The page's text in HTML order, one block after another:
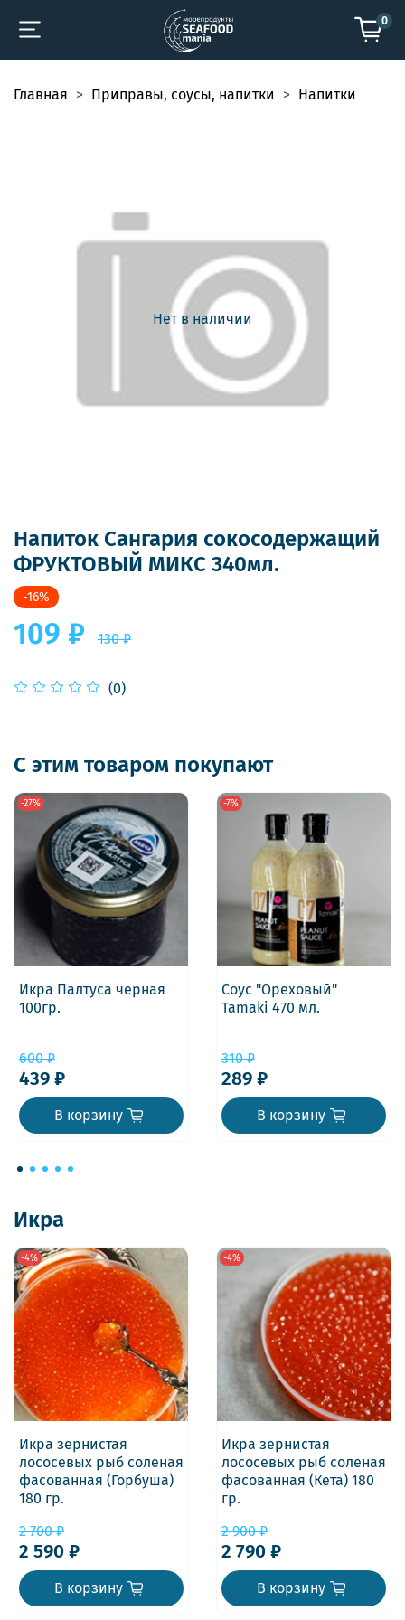
0
Главная Приправы, соусы, напитки Напитки
Нет в наличии
Напиток Сангария сокосодержащий
ФРУКТОВЫЙ МИКС 340мл.
(0)
-16%
109 ₽ 130 ₽
С этим товаром покупают
-27%
Икра Палтуса черная
100гр.
600 ₽
439 ₽
В корзину
-7%
Соус "Ореховый"
Tamaki 470 мл.
310 ₽
289 ₽
В корзину
Икра
-4%
Икра зернистая
лососевых рыб соленая
фасованная (Горбуша)
180 гр.
2 700 ₽
2 590 ₽
В корзину
-4%
Икра зернистая
лососевых рыб соленая
фасованная (Кета) 180
гр.
2 900 ₽
2 790 ₽
В корзину